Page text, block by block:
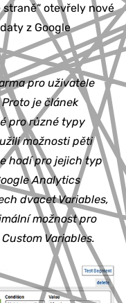
otevřely nové
z Google
pro uživatele
je článek
pro různé typy
možnosti pěti
hodí pro jejich typ
Analytics
dvacet Variables,
možnost pro
Variables.